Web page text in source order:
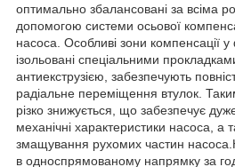
оптимально збалансовані за всіма
допомогою системи осьової
насоса. Особливі зони компенсації у
ізольовані спеціальними
антиекструзією, забезпечують
радіальне переміщення втулок.
різко знижується, що забезпечує
механічні характеристики насоса, а
змащування рухомих частин
в односпрямованому напрямку за